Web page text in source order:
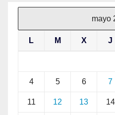
mayo
L M X J
4 5 6 7
11 12 13 14